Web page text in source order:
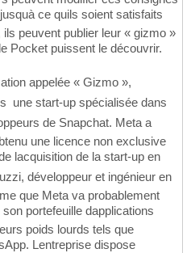
ce quils soient satisfaits
peuvent publier leur « gizmo »
Pocket puissent le découvrir.
appelée « Gizmo »,
 une start-up spécialisée dans
de Snapchat. Meta a
une licence non exclusive
lacquisition de la start-up en
développeur et ingénieur en
que Meta va probablement
portefeuille dapplications
poids lourds tels que
Lentreprise dispose